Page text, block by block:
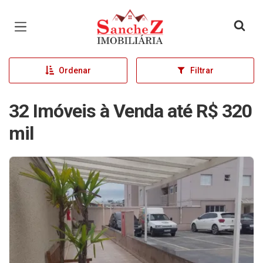
Página inicial
Ordenar Filtrar
32 Imóveis à Venda até R$ 320
mil